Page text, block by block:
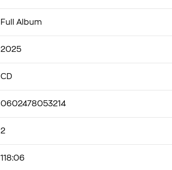
Full Album
2025
CD
0602478053214
2
118:06